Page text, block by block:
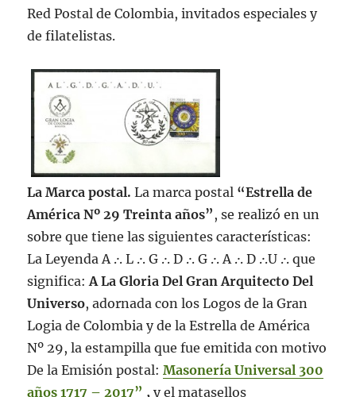
Red Postal de Colombia, invitados especiales y
de filatelistas.
La Marca postal. La marca postal “Estrella de
América Nº 29 Treinta años” , se realizó en un
sobre que tiene las siguientes características:
La Leyenda A .·. L .·. G .·. D .·. G .·. A .·. D .·.U .·. que
significa:A La Gloria Del Gran Arquitecto Del
Universo, adornada con los Logos de la Gran
Logia de Colombia y de la Estrella de América
Nº 29, la estampilla que fue emitida con motivo
De la Emisión postal:Masonería Universal 300
años 1717 – 2017” , y el matasellos